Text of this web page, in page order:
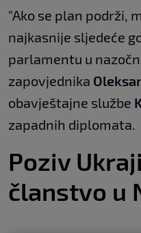
"Ako se plan podrži,
najkasnije sljedeće
parlamentu u
zapovjednika
obavještajne službe
zapadnih diplomata.
Poziv
članstvo u